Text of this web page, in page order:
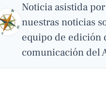
Noticia asistida
nuestras noticias
equipo de edición
comunicación del